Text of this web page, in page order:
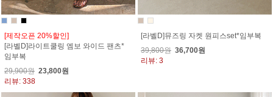
[제작오픈 20%할인]
[라벨D]라이트쿨링 엠보 와이드 팬츠*
임부복
29,900원 23,800원
리뷰: 338
[라벨D]뮤즈링 자켓 원피스set*임부복
39,800원 36,700원
리뷰: 3